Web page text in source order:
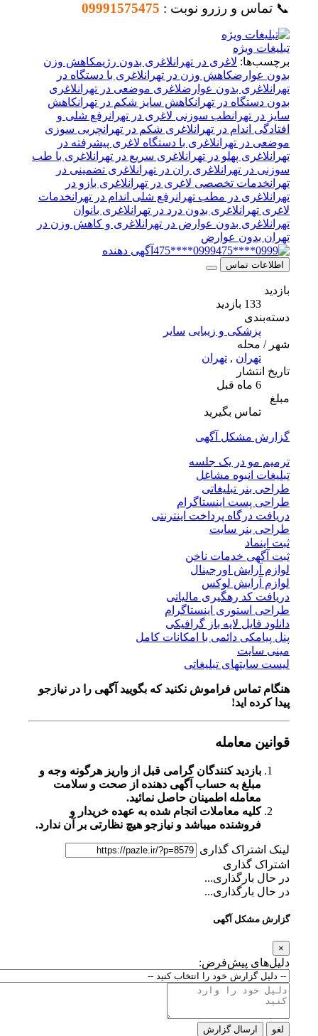
📞 تماس و رزرو نوبت :09991575475
تبلیغات ویژه
برچسب‌ها:لاغری در تهران لاغری بدون رژیمکاهش وزن
بدون عوارضکاهش وزن در تهران لاغری با دستگاه در
لاغری بدون عوارضلاغری موضعی در تهران لاغری
بدون دستگاه در تهران کاهش سایز شکم در تهران کاهش
سایز در تهران طب سوزنی لاغری در تهران رفع شلی و
افتادگی اندام در تهران لاغری شکم در تهران چربی سوزی
موضعی در تهران لاغری با دستگاه‌ لاغری پیشرفته در
لاغری پهلو در تهران لاغری سریع در تهران لاغری با طب
سوزنی در تهران لاغری ران در تهران لاغری تضمینی در
خدمات تخصصی لاغری در تهران لاغری بازو در
لاغری در مطب تهرانرفع شلی اندام در تهران خدمات
لاغری تهرانلاغری بدون درد در تهران لاغری بانوان
لاغری بدون عوارض در تهران لاغری و کاهش وزن در
تهران بدون عوارض
0999****475
آگهی دهنده
اطلاعات تماس
دسته‌بندی
پزشکی و زیبایی سایر
شهر / محله
تهران,تهران
تاریخ انتشار
تماس بگیرید
گزارش مشکل آگهی
ترمیم مو در یک جلسه
تبلیغات انبوه مشاغل
طراحی بنر تبلیغاتی
طراحی پست اینستاگرام
دریافت درگاه پرداخت اینترنتی
طراحی بنر سایت
ثبت اینماد
ثبت آگهی خدمات ناخن
لوازم آرایش اورجینال
لوازم آرایش لوکس
دریافت کد رهگیری مالیاتی
طراحی استوری اینستاگرام
دانلود فایل لایه باز گرافیکی
پنل پیامکی دائمی با امکانات کامل
مینی سایت
لیست سایتهای تبلیغاتی
هنگام تماس فراموش نکنید که بگویید آگهی را در نیازجو
پیدا کرده اید!
قوانین معامله
بازدید کنندگان گرامی قبل از واریز هرگونه وجه و
مبلغ به حساب آگهی دهنده از صحت و سلامت
معامله اطمینان حاصل نمائید.
کلیه معاملات انجام شده به عهده خریدار و
فروشنده میباشد و نیازجو هیچ نظارتی بر آن ندارد.
لینک اشتراک گذاری
اشتراک گذاری
در حال بارگذاری...
در حال بارگذاری...
گزارش مشکل آگهی
دلیل‌های پیش‌فرض:
ارسال گزارش